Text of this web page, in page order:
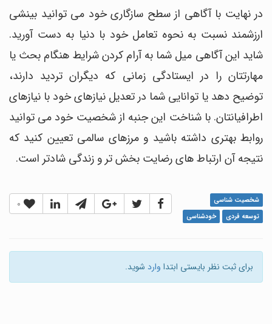
در نهایت با آگاهی از سطح سازگاری خود می توانید بینشی
ارزشمند نسبت به نحوه تعامل خود با دنیا به دست آورید.
شاید این آگاهی میل شما به آرام کردن شرایط هنگام بحث یا
مهارتتان را در ایستادگی زمانی که دیگران تردید دارند،
توضیح دهد یا توانایی شما در تعدیل نیازهای خود با نیازهای
اطرافیانتان. با شناخت این جنبه از شخصیت خود می توانید
روابط بهتری داشته باشید و مرزهای سالمی تعیین کنید که
نتیجه آن ارتباط های رضایت بخش تر و زندگی شادتر است.
0
شخصیت شناسی
توسعه فردی
خودشناسی
برای ثبت نظر بایستی ابتدا وارد شوید.